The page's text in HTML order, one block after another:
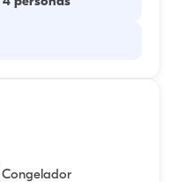
Congelador